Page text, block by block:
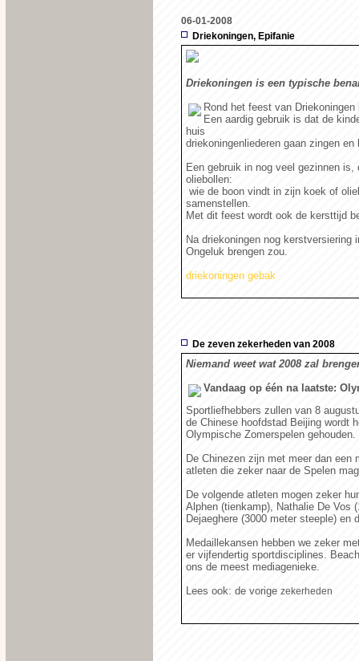
06-01-2008
Driekoningen, Epifanie
Driekoningen is een typische
Rond het feest van
Een aardig gebruik is dat de
huis
driekoningenliederen gaan zingen
Een gebruik in nog veel gezinnen
oliebollen:
wie de boon vindt in zijn koek of
samenstellen.
Met dit feest wordt ook de kersttijd
Na driekoningen nog kerstversiering
Ongeluk brengen zou.
driekoningen gebak
De zeven zekerheden van 2008
Niemand weet wat 2008 zal
Vandaag op één na laatste:
Sportliefhebbers zullen van 8
de Chinese hoofdstad Beijing wordt
Olympische Zomerspelen gehouden.
De Chinezen zijn met meer dan
atleten die zeker naar de Spelen
De volgende atleten mogen zeker
Alphen (tienkamp), Nathalie De Vos
Dejaeghere (3000 meter steeple) en
Medaillekansen hebben we zeker
er vijfendertig sportdisciplines.
ons de meest mediagenieke.
Lees ook: de vorige zekerheden